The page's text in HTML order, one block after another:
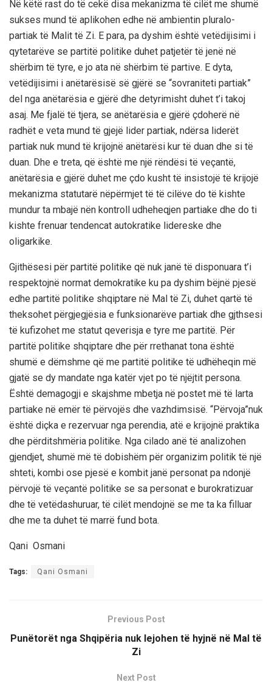
Në këtë rast do të cekë disa mekanizma të cilët me shumë
sukses mund të aplikohen edhe në ambientin pluralo-
partiak të Malit të Zi. E para, pa dyshim është vetëdijisimi i
qytetarëve se partitë politike duhet patjetër të jenë në
shërbim të tyre, e jo ata në shërbim të partive. E dyta,
vetëdijisimi i anëtarësisë së gjërë se “sovraniteti partiak”
del nga anëtarësia e gjërë dhe detyrimisht duhet t’i takoj
asaj. Me fjalë të tjera, se anëtarësia e gjërë çdoherë në
radhët e veta mund të gjejë lider partiak, ndërsa liderët
partiak nuk mund të krijojnë anëtarësi kur të duan dhe si të
duan. Dhe e treta, që është me një rëndësi të veçantë,
anëtarësia e gjërë duhet me çdo kusht të insistojë të krijojë
mekanizma statutarë nëpërmjet të të cilëve do të kishte
mundur ta mbajë nën kontroll udheheqjen partiake dhe do ti
kishte frenuar tendencat autokratike lidereske dhe
oligarkike.
Gjithësesi për partitë politike që nuk janë të disponuara t’i
respektojnë normat demokratike ku pa dyshim bëjnë pjesë
edhe partitë politike shqiptare në Mal të Zi, duhet qartë të
theksohet përgjegjësia e funksionarëve partiak dhe gjthsesi
të kufizohet me statut qeverisja e tyre me partitë. Për
partitë politike shqiptare dhe për rrethanat tona është
shumë e dëmshme që me partitë politike të udhëheqin më
gjatë se dy mandate nga katër vjet po të njëjtit persona.
Është demagogji e skajshme mbetja në postet më të larta
partiake në emër të përvojës dhe vazhdimsisë. “Përvoja”nuk
është diçka e rezervuar nga perendia, atë e krijojnë praktika
dhe përditshmëria politike. Nga cilado anë të analizohen
gjendjet, shumë më të dobishëm për organizim politik të një
shteti, kombi ose pjesë e kombit janë personat pa ndonjë
përvojë të veçantë politike se sa personat e burokratizuar
dhe të vetëdashuruar, të cilët mendojnë se me ta ka filluar
dhe me ta duhet të marrë fund bota.
Qani Osmani
Tags: Qani Osmani
Previous Post
Punëtorët nga Shqipëria nuk lejohen të hyjnë në Mal të
Zi
Next Post